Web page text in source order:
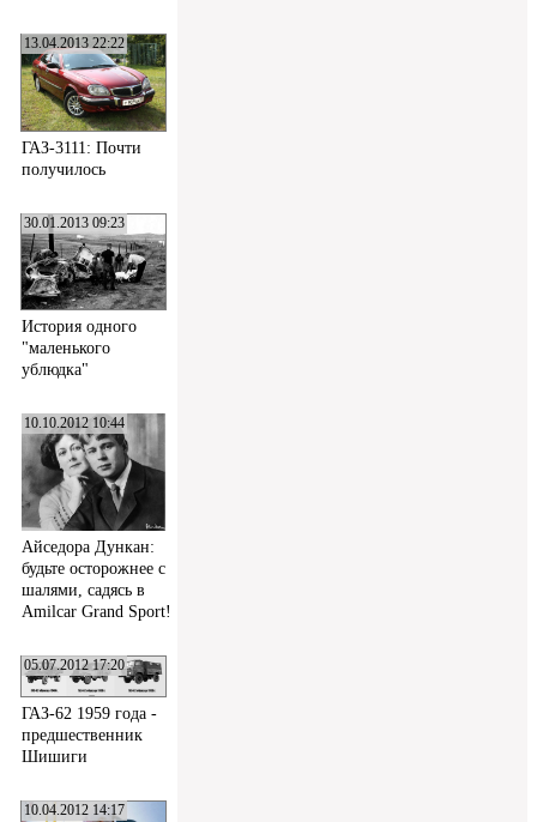
13.04.2013 22:22
ГАЗ-3111: Почти
получилось
30.01.2013 09:23
История одного
"маленького
ублюдка"
10.10.2012 10:44
Айседора Дункан:
будьте осторожнее с
шалями, садясь в
Amilcar Grand Sport!
05.07.2012 17:20
ГАЗ-62 1959 года -
предшественник
Шишиги
10.04.2012 14:17